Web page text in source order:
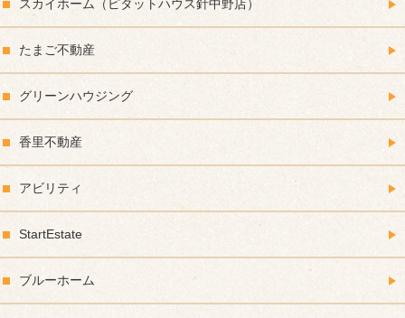
スカイホーム（ピタットハウス針中野店）
たまご不動産
グリーンハウジング
香里不動産
アビリティ
StartEstate
ブルーホーム